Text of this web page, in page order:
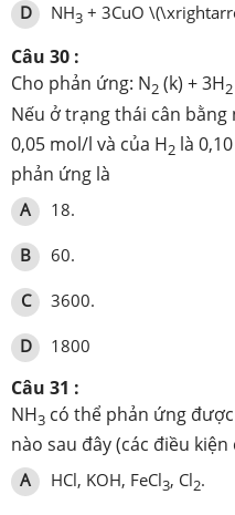
D NH3 + 3CuO
Câu 30 :
Cho phản ứng: N2 (k) + 3H2
Nếu ở trạng thái cân bằng
0,05 mol/l và của H2 là
phản ứng là
A 18.
B 60.
C 3600.
D 1800
Câu 31 :
NH3 có thể phản ứng
nào sau đây (các điều
A HCl, KOH, FeCl3, Cl2.